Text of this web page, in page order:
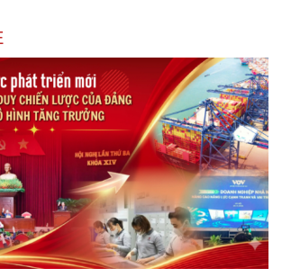
Thời trang
Sao Việt